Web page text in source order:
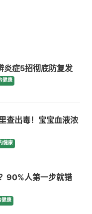
炎症5招彻底防复发
健康
查出毒！宝宝血液浓
健康
90%人第一步就错
健康